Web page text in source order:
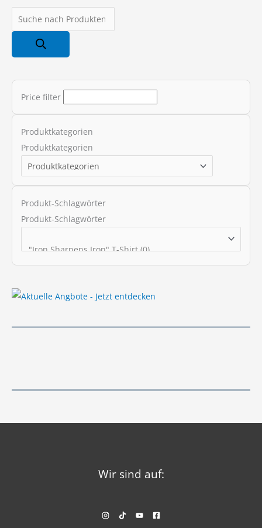
r
t
r
Price filter
Produktkategorien
Produktkategorien
Produkt-Schlagwörter
Produkt-Schlagwörter
Wir sind auf: